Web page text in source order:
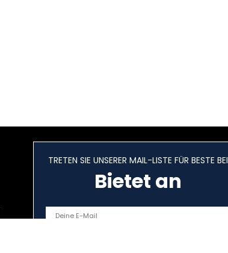
TRETEN SIE UNSERER MAIL-LISTE FÜR BESTE BEI
Bietet an